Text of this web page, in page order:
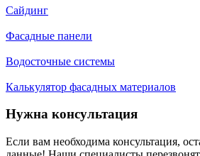
Сайдинг
Фасадные панели
Водосточные системы
Калькулятор фасадных материалов
Нужна консультация
Если вам необходима консультация,